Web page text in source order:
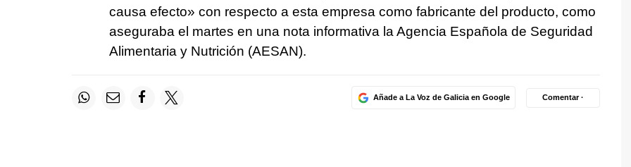
causa efecto» con respecto a esta empresa como fabricante del producto, como
aseguraba el martes en una nota informativa la Agencia Española de Seguridad
Alimentaria y Nutrición (AESAN).
Añade a La Voz de Galicia en Google Comentar ·